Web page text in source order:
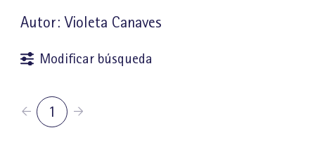
Autor: Violeta Canaves
Modificar búsqueda
1